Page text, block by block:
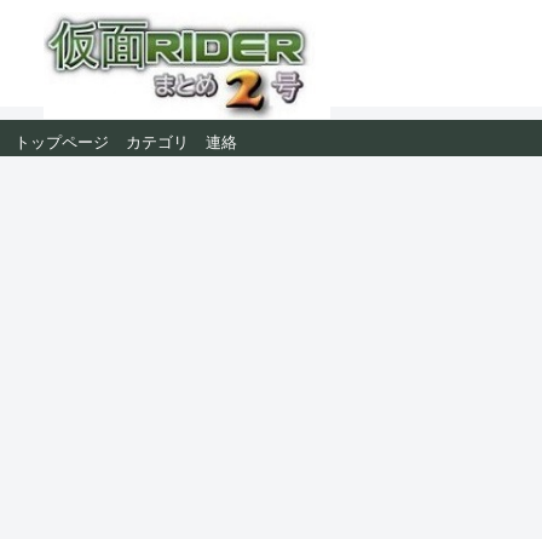
トップページ カテゴリ 連絡